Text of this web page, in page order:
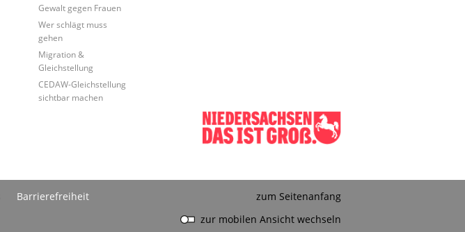
Gewalt gegen Frauen
Wer schlägt muss
gehen
Migration &
Gleichstellung
CEDAW-Gleichstellung
sichtbar machen
Barrierefreiheit
zum Seitenanfang
zur mobilen Ansicht wechseln